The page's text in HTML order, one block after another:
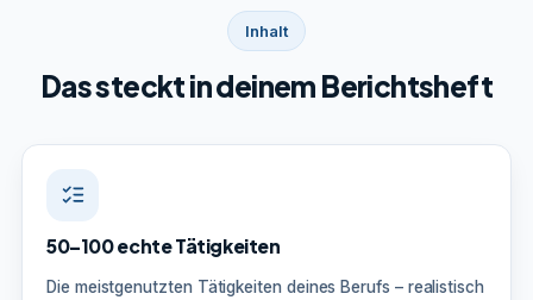
Inhalt
Das steckt in deinem Berichtsheft
50–100 echte Tätigkeiten
Die meistgenutzten Tätigkeiten deines Berufs – realistisch